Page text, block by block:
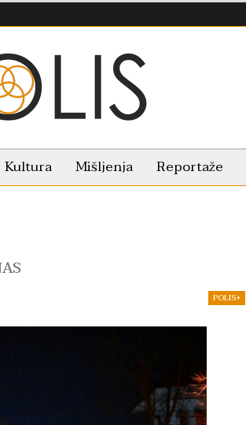
Kultura Mišljenja Reportaže
POLIS+